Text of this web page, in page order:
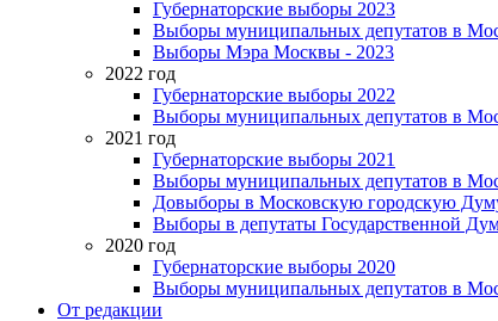
Губернаторские выборы 2023
Выборы муниципальных депутатов в
Выборы Мэра Москвы - 2023
2022 год
Губернаторские выборы 2022
Выборы муниципальных депутатов в
2021 год
Губернаторские выборы 2021
Выборы муниципальных депутатов в
Довыборы в Московскую городскую
Выборы в депутаты Государственной
2020 год
Губернаторские выборы 2020
Выборы муниципальных депутатов в
От редакции